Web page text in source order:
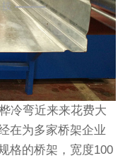
弯近来来花费大
在为多家桥架企业
格的桥架，宽度100